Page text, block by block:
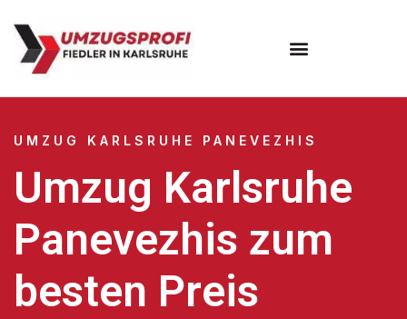
UMZUG KARLSRUHE PANEVEZHIS
Umzug Karlsruhe
Panevezhis zum
besten Preis